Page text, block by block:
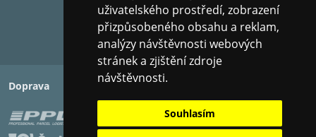
uživatelského prostředí, zobrazení
přizpůsobeného obsahu a reklam,
analýzy návštěvnosti webových
stránek a zjištění zdroje
návštěvnosti.
Souhlasím
Doprava Platba